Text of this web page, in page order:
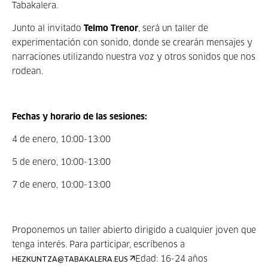
Tabakalera.
Junto al invitado Telmo Trenor, será un taller de
experimentación con sonido, donde se crearán mensajes y
narraciones utilizando nuestra voz y otros sonidos que nos
rodean.
Fechas y horario de las sesiones:
4 de enero, 10:00-13:00
5 de enero, 10:00-13:00
7 de enero, 10:00-13:00
Proponemos un taller abierto dirigido a cualquier joven que
tenga interés. Para participar, escríbenos a
HEZKUNTZA@TABAKALERA.EUS Edad: 16-24 años